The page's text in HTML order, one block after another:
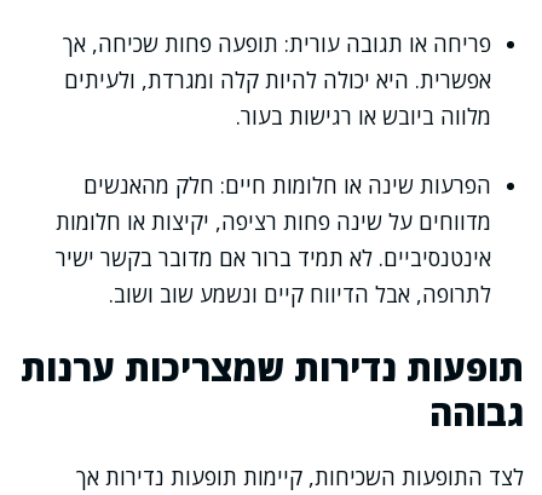
פריחה או תגובה עורית: תופעה פחות שכיחה, אך
אפשרית. היא יכולה להיות קלה ומגרדת, ולעיתים
מלווה ביובש או רגישות בעור.
הפרעות שינה או חלומות חיים: חלק מהאנשים
מדווחים על שינה פחות רציפה, יקיצות או חלומות
אינטנסיביים. לא תמיד ברור אם מדובר בקשר ישיר
לתרופה, אבל הדיווח קיים ונשמע שוב ושוב.
תופעות נדירות שמצריכות ערנות
גבוהה
לצד התופעות השכיחות, קיימות תופעות נדירות אך